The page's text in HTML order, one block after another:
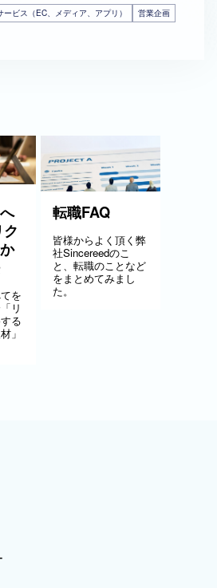
ビス（EC、メディア、アプリ）
営業企画
を
リ
る
」
転職FAQ
皆様からよく頂く弊
社Sincereedのこ
と、転職のことなど
をまとめてみまし
た。